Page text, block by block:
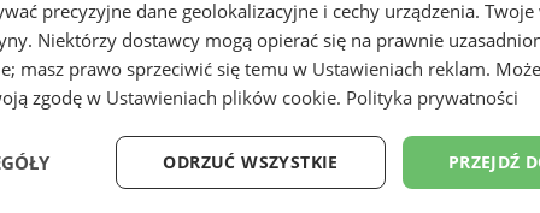
w Rudzie Śląskiej z
precyzyjne dane geolokalizacyjne i cechy urządzenia.
Niektórzy dostawcy mogą opierać się na prawnie
masz prawo sprzeciwić się temu w Ustawieniach reklam.
zgodę w Ustawieniach plików cookie. Polityka prywatności
PRZEJDŹ
ODRZUĆ WSZYSTKIE